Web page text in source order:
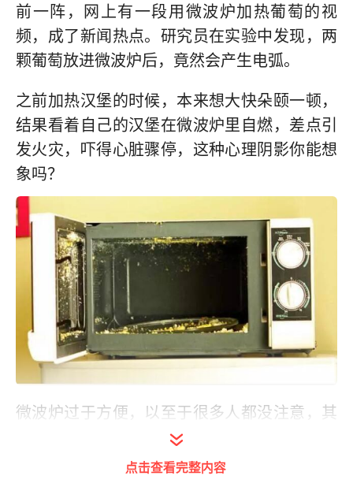
前一阵，网上有一段用微波炉加热葡萄的视
频，成了新闻热点。研究员在实验中发现，两
颗葡萄放进微波炉后，竟然会产生电弧。
之前加热汉堡的时候，本来想大快朵颐一顿，
结果看着自己的汉堡在微波炉里自燃，差点引
发火灾，吓得心脏骤停，这种心理阴影你能想
象吗？
微波炉过于方便，以至于很多人都没注意，其
实微波炉也是个“暴脾气”。
湖北武汉的朱先生，将一枚生鸡蛋，高火加热
点击查看完整内容